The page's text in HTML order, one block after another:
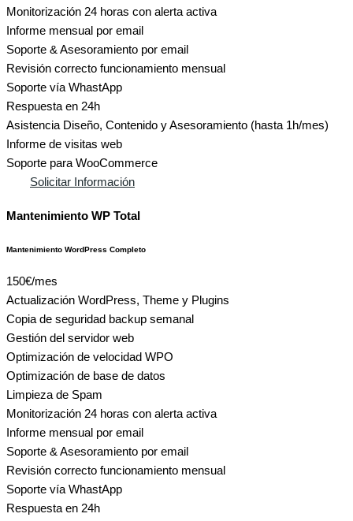
Monitorización 24 horas con alerta activa
Informe mensual por email
Soporte & Asesoramiento por email
Revisión correcto funcionamiento mensual
Soporte vía WhastApp
Respuesta en 24h
Asistencia Diseño, Contenido y Asesoramiento (hasta 1h/mes)
Informe de visitas web
Soporte para WooCommerce
Solicitar Información
Mantenimiento WP Total
Mantenimiento WordPress Completo
150€/mes
Actualización WordPress, Theme y Plugins
Copia de seguridad backup semanal
Gestión del servidor web
Optimización de velocidad WPO
Optimización de base de datos
Limpieza de Spam
Monitorización 24 horas con alerta activa
Informe mensual por email
Soporte & Asesoramiento por email
Revisión correcto funcionamiento mensual
Soporte vía WhastApp
Respuesta en 24h